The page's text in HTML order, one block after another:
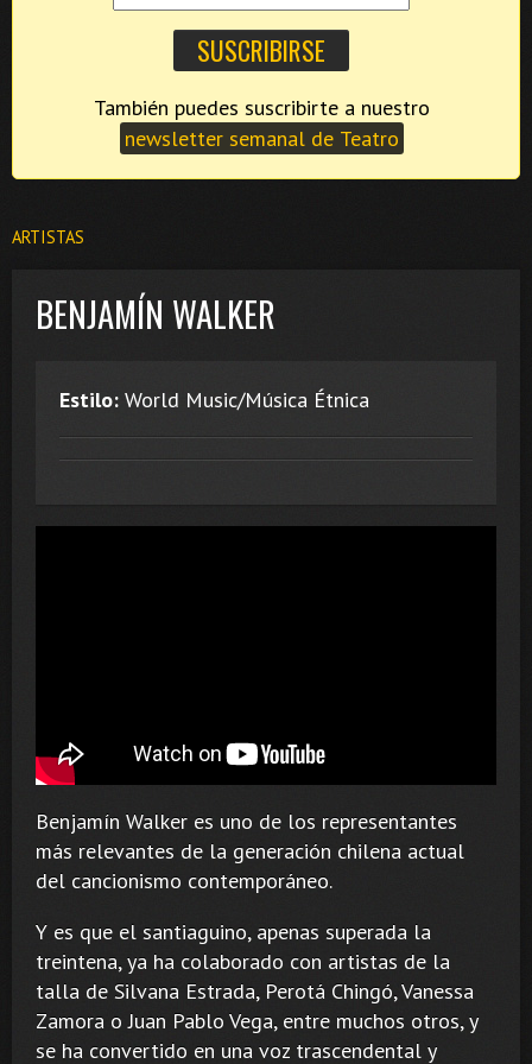
newsletter semanal de Teatro
ARTISTAS
BENJAMÍN WALKER
Estilo: World Music/Música Étnica
Benjamín Walker es uno de los representantes
más relevantes de la generación chilena actual
del cancionismo contemporáneo.
Y es que el santiaguino, apenas superada la
treintena, ya ha colaborado con artistas de la
talla de Silvana Estrada, Perotá Chingó, Vanessa
Zamora o Juan Pablo Vega, entre muchos otros, y
se ha convertido en una voz trascendental y